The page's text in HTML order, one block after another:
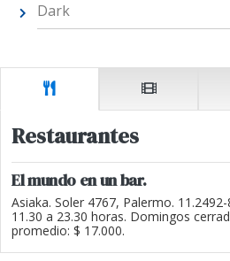
Dark
Restaurantes
El mundo en un bar.
Asiaka. Soler 4767, Palermo.
11.30 a 23.30 horas. Domingos
promedio: $ 17.000.